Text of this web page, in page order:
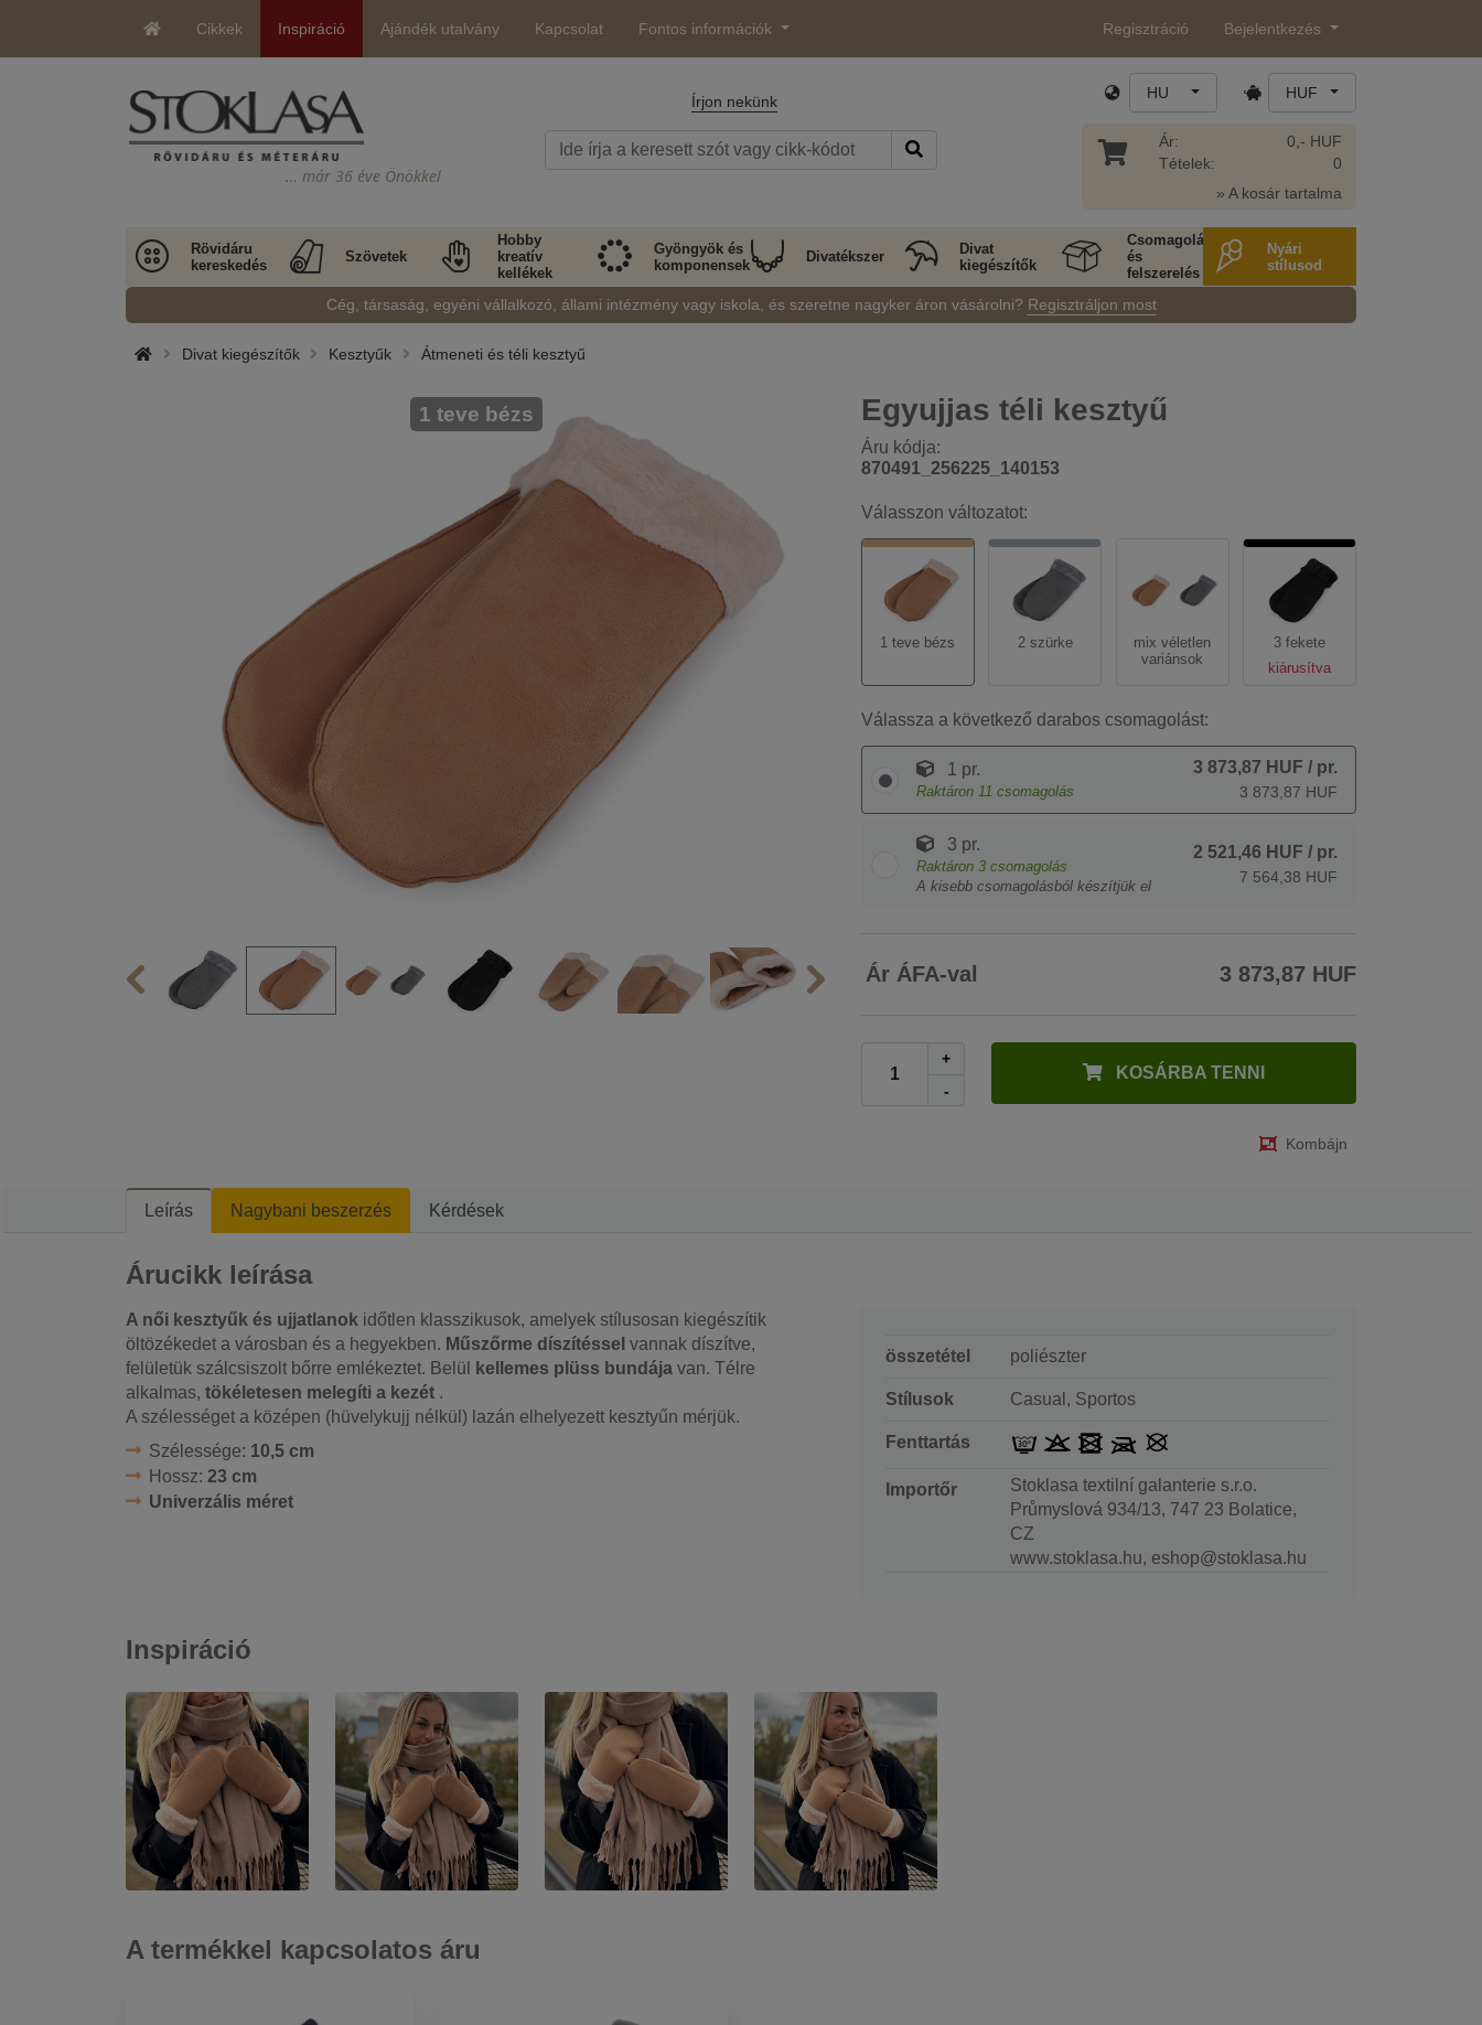
Cikkek Inspiráció Ajándék utalvány Kapcsolat Fontos információk Regisztráció Bejelentkezés
… már 36 éve Önökkel
Írjon nekünk HU HUF
Ár:
Tételek:
0,- HUF
0
» A kosár tartalma
Rövidáru
kereskedés
Szövetek
Hobby
kreatív
kellékek
Gyöngyök és
komponensek
Divatékszer
Divat
kiegészítők
Csomagolás
és
felszerelés
Nyári
stílusod
Cég, társaság, egyéni vállalkozó, állami intézmény vagy iskola, és szeretne nagyker áron vásárolni? Regisztráljon most
Divat kiegészítők Kesztyűk Átmeneti és téli kesztyű
Egyujjas téli kesztyű
Áru kódja:
870491_256225_140153
1 teve bézs
Válasszon változatot:
1 teve bézs 2 szürke
mix véletlen
variánsok
3 fekete
kiárusítva
Válassza a következő darabos csomagolást:
1 pr.
Raktáron 11 csomagolás
3 873,87 HUF / pr.
3 873,87 HUF
3 pr.
Raktáron 3 csomagolás
A kisebb csomagolásból készítjük el
2 521,46 HUF / pr.
7 564,38 HUF
Ár ÁFA-val 3 873,87 HUF
+
-
KOSÁRBA TENNI
Kombájn
Leírás Nagybani beszerzés Kérdések
Árucikk leírása
A női kesztyűk és ujjatlanok időtlen klasszikusok, amelyek stílusosan kiegészítik
öltözékedet a városban és a hegyekben. Műszőrme díszítéssel vannak díszítve,
felületük szálcsiszolt bőrre emlékeztet. Belül
kellemes plüss bundája van. Télre
alkalmas, tökéletesen melegíti a kezét .
A szélességet a középen (hüvelykujj nélkül) lazán elhelyezett kesztyűn mérjük.
Szélessége: 10,5 cm
Hossz: 23 cm
Univerzális méret
összetétel poliészter
Stílusok Casual, Sportos
Fenttartás
Importőr
Stoklasa textilní galanterie s.r.o.
Průmyslová 934/13, 747 23 Bolatice,
CZ
www.stoklasa.hu, eshop@stoklasa.hu
Inspiráció
A termékkel kapcsolatos áru